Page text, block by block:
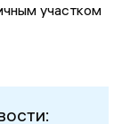
участком